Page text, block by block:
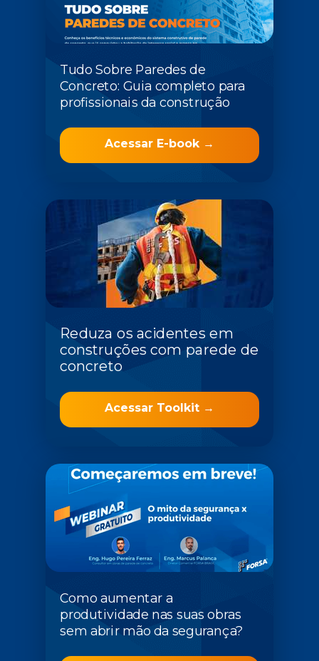
Acessar E-book →
Tudo Sobre Paredes de
Concreto: Guia completo para
profissionais da construção
Acessar Toolkit →
Reduza os acidentes em
construções com parede de
concreto
Como aumentar a
produtividade nas suas obras
sem abrir mão da segurança?